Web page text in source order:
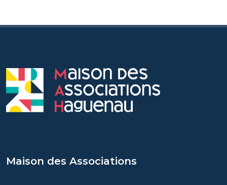
Maison des Associations